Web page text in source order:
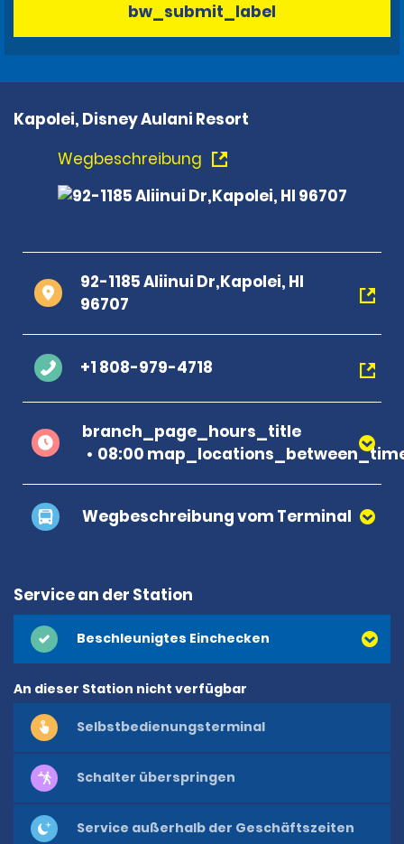
bw_submit_label
Kapolei, Disney Aulani Resort
Wegbeschreibung
92-1185 Aliinui Dr,Kapolei, HI
96707
+1 808-979-4718
branch_page_hours_title
08:00
Wegbeschreibung vom Terminal
Service an der Station
Beschleunigtes Einchecken
An dieser Station nicht verfügbar
Selbstbedienungsterminal
Schalter überspringen
Service außerhalb der Geschäftszeiten